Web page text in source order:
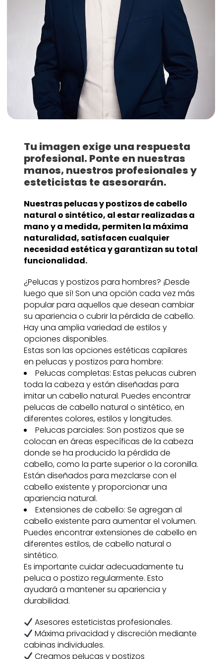
Tu imagen exige una respuesta
profesional. Ponte en nuestras
manos, nuestros profesionales y
esteticistas te asesorarán.
Nuestras pelucas y postizos de cabello
natural o sintético, al estar realizadas a
mano y a medida, permiten la máxima
naturalidad, satisfacen cualquier
necesidad estética y garantizan su total
funcionalidad.
¿Pelucas y postizos para hombres? ¡Desde
luego que sí! Son una opción cada vez más
popular para aquellos que desean cambiar
su apariencia o cubrir la pérdida de cabello.
Hay una amplia variedad de estilos y
opciones disponibles.
Estas son las opciones estéticas capilares
en pelucas y postizos para hombre:
Pelucas completas: Estas pelucas cubren
toda la cabeza y están diseñadas para
imitar un cabello natural. Puedes encontrar
pelucas de cabello natural o sintético, en
diferentes colores, estilos y longitudes.
Pelucas parciales: Son postizos que se
colocan en áreas específicas de la cabeza
donde se ha producido la pérdida de
cabello, como la parte superior o la coronilla.
Están diseñados para mezclarse con el
cabello existente y proporcionar una
apariencia natural.
Extensiones de cabello: Se agregan al
cabello existente para aumentar el volumen.
Puedes encontrar extensiones de cabello en
diferentes estilos, de cabello natural o
sintético.
Es importante cuidar adecuadamente tu
peluca o postizo regularmente. Esto
ayudará a mantener su apariencia y
durabilidad.
Asesores esteticistas profesionales.
Máxima privacidad y discreción mediante
cabinas individuales.
Creamos pelucas y postizos